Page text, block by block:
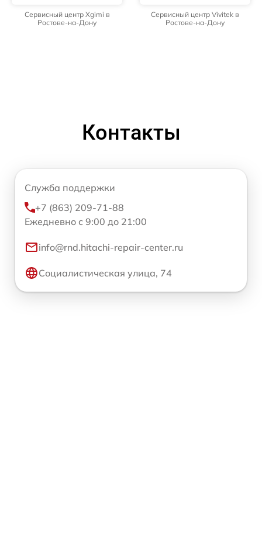
Сервисный центр Xgimi в
Ростове-на-Дону
Сервисный центр Vivitek в
Ростове-на-Дону
Контакты
Служба поддержки
+7 (863) 209-71-88
Ежедневно с 9:00 до 21:00
info@rnd.hitachi-repair-center.ru
Социалистическая улица, 74